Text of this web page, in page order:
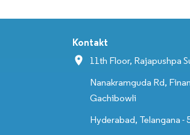
Kontakt
11th Floor, Rajapushpa
Nanakramguda Rd,
Gachibowli
Hyderabad, Telangana -